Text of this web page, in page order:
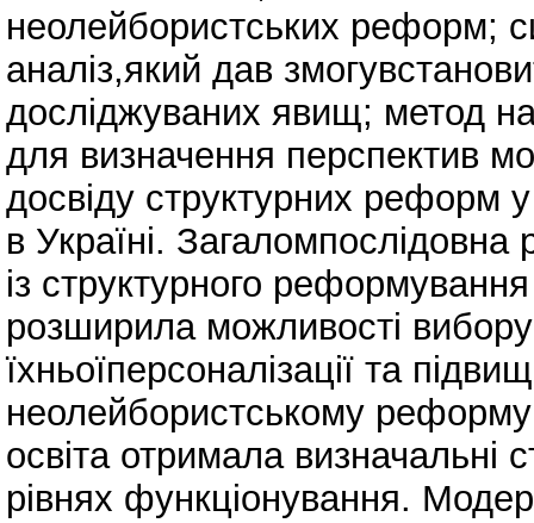
неолейбористських реформ;
аналіз,який дав
досліджуваних явищ; метод
для визначення перспектив
досвіду структурних реформ у
в Україні.
із структурного
розширила можливості вибору
їхньоїперсоналізації та
неолейбористському
освіта отримала визначальні
рівнях функціонування.